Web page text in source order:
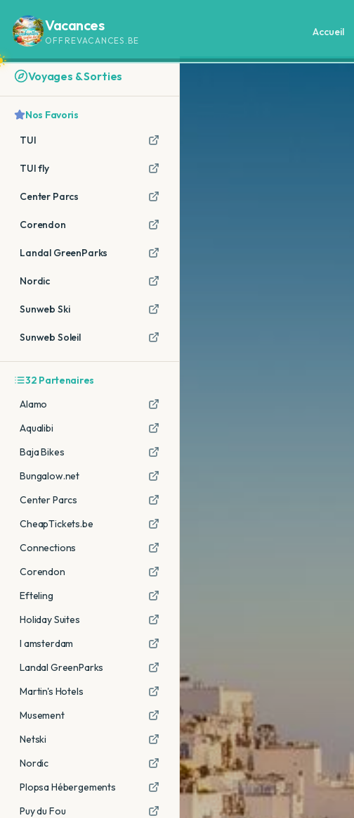
Vacances
OFFREVACANCES.BE
Accueil
Voyages & Sorties
Nos Favoris
TUI
TUI fly
Center Parcs
Corendon
Landal GreenParks
Nordic
Sunweb Ski
Sunweb Soleil
32 Partenaires
Alamo
Aqualibi
Baja Bikes
Bungalow.net
Center Parcs
CheapTickets.be
Connections
Corendon
Efteling
Holiday Suites
I amsterdam
Landal GreenParks
Martin's Hotels
Musement
Netski
Nordic
Plopsa Hébergements
Puy du Fou